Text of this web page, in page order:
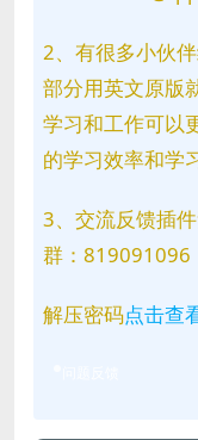
2、有很多小伙
部分用英文原版
学习和工作可以
的学习效率和学
3、交流反馈插
群：819091096
解压密码点击查